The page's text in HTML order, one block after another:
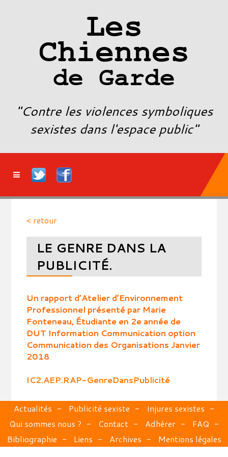
Les
Chiennes
de Garde
"Contre les violences symboliques
sexistes dans l'espace public"
< retour
LE GENRE DANS LA
PUBLICITÉ.
Un rapport d’Atelier d’Environnement
Professionnel présenté par Marie
Fonteneau, Étudiante en 2e année de
DUT Information Communication option
Communication des Organisations Janvier
2018
IC2.AEP.RAP-GenreDansPublicité
Actualités Publicité sexiste
Injures sexistes
Qui sommes nous ?
Contact Adhérer
FAQ
Bibliographie
Liens Archives Mentions légales